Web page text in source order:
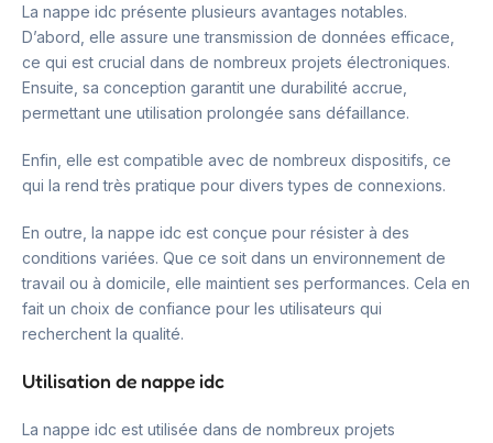
La nappe idc présente plusieurs avantages notables.
D’abord, elle assure une transmission de données efficace,
ce qui est crucial dans de nombreux projets électroniques.
Ensuite, sa conception garantit une durabilité accrue,
permettant une utilisation prolongée sans défaillance.
Enfin, elle est compatible avec de nombreux dispositifs, ce
qui la rend très pratique pour divers types de connexions.
En outre, la nappe idc est conçue pour résister à des
conditions variées. Que ce soit dans un environnement de
travail ou à domicile, elle maintient ses performances. Cela en
fait un choix de confiance pour les utilisateurs qui
recherchent la qualité.
Utilisation de nappe idc
La nappe idc est utilisée dans de nombreux projets